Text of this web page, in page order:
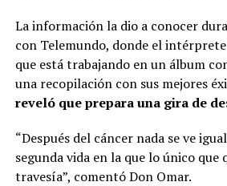
La información la dio a conocer
con Telemundo, donde el intérprete
que está trabajando en un álbum
una recopilación con sus mejores
reveló que prepara una gira de
“Después del cáncer nada se ve
segunda vida en la que lo único
travesía”, comentó Don Omar.